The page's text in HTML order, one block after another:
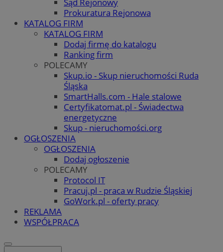
Prokuratura Rejonowa
KATALOG FIRM
KATALOG FIRM
Dodaj firmę do katalogu
Ranking firm
POLECAMY
Skup.io - Skup nieruchomości Ruda
Śląska
SmartHalls.com - Hale stalowe
Certyfikatomat.pl - Świadectwa
energetyczne
Skup - nieruchomości.org
OGŁOSZENIA
OGŁOSZENIA
Dodaj ogłoszenie
POLECAMY
Protocol IT
Pracuj.pl - praca w Rudzie Śląskiej
GoWork.pl - oferty pracy
REKLAMA
WSPÓŁPRACA